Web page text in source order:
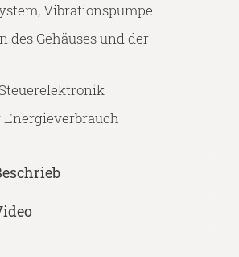
Vibrationspumpe
des Gehäuses und der
Energieverbrauch